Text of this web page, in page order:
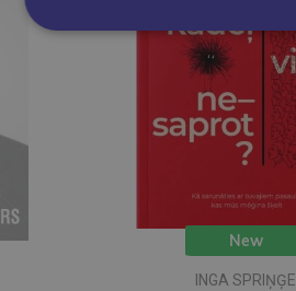
New
INGA SPRIŅĢE